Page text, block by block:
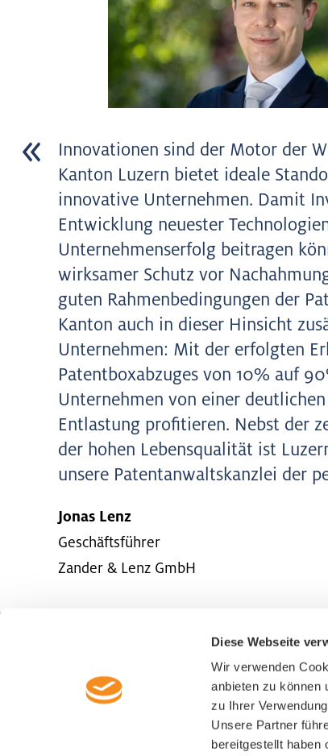
Diese Webseite
Wir verwenden
anbieten zu können
zu Ihrer
Unsere Partner
bereitgestellt haben
Innovationen sind der Motor der
Kanton Luzern bietet ideale
innovative Unternehmen. Damit
Entwicklung neuester
Unternehmenserfolg beitragen
wirksamer Schutz vor
guten Rahmenbedingungen der
Kanton auch in dieser Hinsicht
Unternehmen: Mit der erfolgten
Patentboxabzuges von 10% auf
Unternehmen von einer
Entlastung profitieren. Nebst der
der hohen Lebensqualität ist
unsere Patentanwaltskanzlei der
Jonas Lenz
Geschäftsführer
Zander & Lenz GmbH
Alpenquai 30
CH-6005 Luzern